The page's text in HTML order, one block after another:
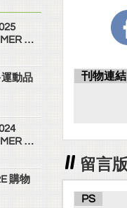
刊物連結
留言版
PS
春
動品
春
購物